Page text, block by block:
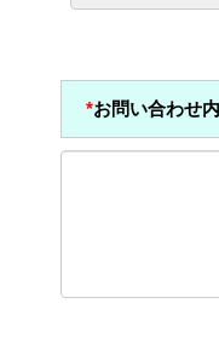
*お問い合わせ